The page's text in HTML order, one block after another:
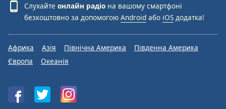
Слухайте онлайн радіо на вашому смартфоні
безкоштовно за допомогою Android або iOS додатка!
Африка Азія Північна Америка
Південна Америка
Європа
Океанія